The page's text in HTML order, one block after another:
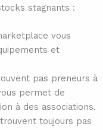
stagnants :
vous
et
pas preneurs à
permet de
à des associations.
toujours pas